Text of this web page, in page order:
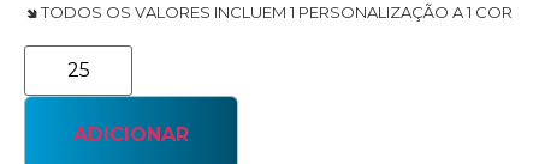
🢆 TODOS OS VALORES INCLUEM 1 PERSONALIZAÇÃO A 1 COR
ADICIONAR